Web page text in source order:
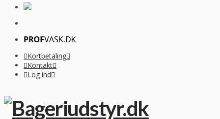
Kortbetaling
Kontakt
Log ind